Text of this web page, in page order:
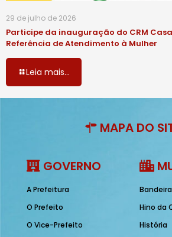
29 de julho de 2026
Participe da inauguração do CRM
Referência de Atendimento à Mulher
Leia mais...
MAPA DO
GOVERNO
A Prefeitura
O Prefeito
O Vice-Prefeito
Bandeira
Hino da
História